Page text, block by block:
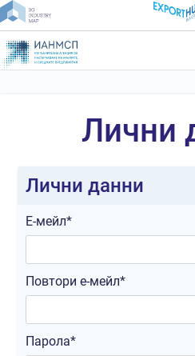
Лични
Лични данни
Е-мейл*
Повтори е-мейл*
Парола*